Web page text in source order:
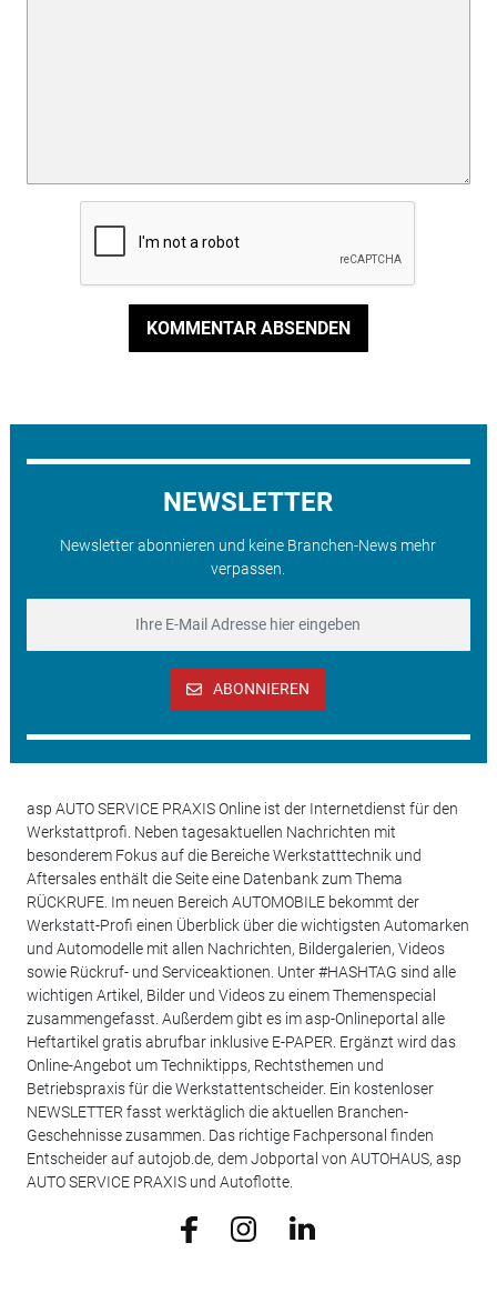
KOMMENTAR ABSENDEN
NEWSLETTER
Newsletter abonnieren und keine Branchen-News mehr
verpassen.
ABONNIEREN
asp AUTO SERVICE PRAXIS Online ist der Internetdienst für den
Werkstattprofi. Neben tagesaktuellen Nachrichten mit
besonderem Fokus auf die Bereiche Werkstatttechnik und
Aftersales enthält die Seite eine Datenbank zum Thema
RÜCKRUFE. Im neuen Bereich AUTOMOBILE bekommt der
Werkstatt-Profi einen Überblick über die wichtigsten Automarken
und Automodelle mit allen Nachrichten, Bildergalerien, Videos
sowie Rückruf- und Serviceaktionen. Unter #HASHTAG sind alle
wichtigen Artikel, Bilder und Videos zu einem Themenspecial
zusammengefasst. Außerdem gibt es im asp-Onlineportal alle
Heftartikel gratis abrufbar inklusive E-PAPER. Ergänzt wird das
Online-Angebot um Techniktipps, Rechtsthemen und
Betriebspraxis für die Werkstattentscheider. Ein kostenloser
NEWSLETTER fasst werktäglich die aktuellen Branchen-
Geschehnisse zusammen. Das richtige Fachpersonal finden
Entscheider auf autojob.de, dem Jobportal von AUTOHAUS, asp
AUTO SERVICE PRAXIS und Autoflotte.